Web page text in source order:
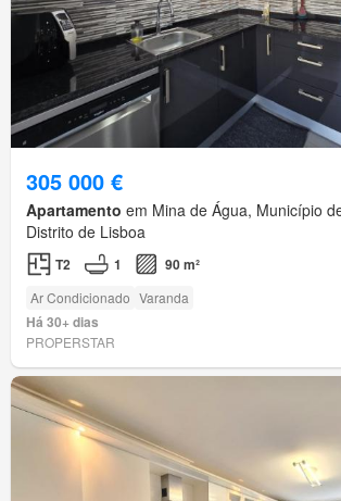
305 000 €
Apartamento em Mina de Água, Município
Distrito de Lisboa
T2 1 90 m²
Ar Condicionado Varanda
Há 30+ dias
PROPERSTAR